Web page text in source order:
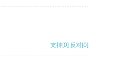
支持[0] 反对[0]